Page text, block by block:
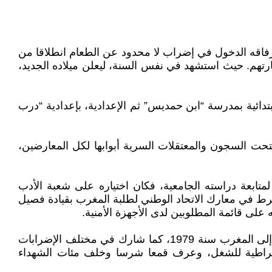
رفاقه الدخول في إضراب لا محدود عن الطعام انطلاقا من
من زيارتهم. حيث استشهد في نفس السنة، ليعلن ميلاده الجديد،
سنة 1961 في أسرة فقيرة، وتابع دروسه الابتدائية بمدرسة “ابن حمديس” ثم الإعدادية، بإعدادية “درب
والمعتقلات السرية أبوابها لكل المعارضين،
الرباط لمتابعة دراسته الجامعية، فكان اختياره على شعبة الأدب
في معارك الاتحاد الوطني لطلبة المغرب بقيادة فصيل
قائمة المطلوبين لدى الأجهزة الأمنية.
بدأت مسيرة الشهيد مع النضال منذ سن مبكرة، وهو لا يزال تلميذا، إذ سيشارك في التظاهرات الرافضة لقدوم شاه إيران إلى المغرب سنة 1979، كما شارك في مختلف الإضرابات
يونيو 1981 الذي دعت إليها الكونفدرالية الديموقراطية للشغل، وعرف قمعا شرسا وخلف مئات الشهداء